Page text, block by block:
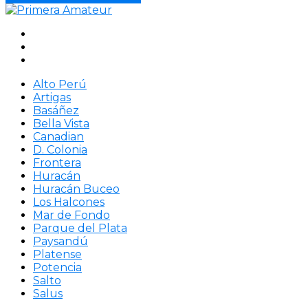
Alto Perú
Artigas
Basáñez
Bella Vista
Canadian
D. Colonia
Frontera
Huracán
Huracán Buceo
Los Halcones
Mar de Fondo
Parque del Plata
Paysandú
Platense
Potencia
Salto
Salus